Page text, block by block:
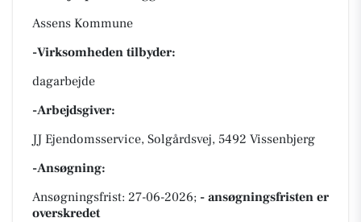
Assens Kommune
-Virksomheden tilbyder:
dagarbejde
-Arbejdsgiver:
JJ Ejendomsservice, Solgårdsvej, 5492 Vissenbjerg
-Ansøgning:
Ansøgningsfrist: 27-06-2026; - ansøgningsfristen er
overskredet